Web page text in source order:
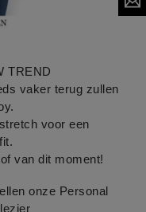
TREND
vaker terug zullen
voor een
van dit moment!
onze Personal